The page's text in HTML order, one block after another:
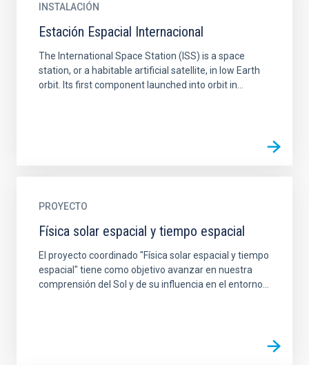
INSTALACIÓN
Estación Espacial Internacional
The International Space Station (ISS) is a space
station, or a habitable artificial satellite, in low Earth
orbit. Its first component launched into orbit in...
PROYECTO
Física solar espacial y tiempo espacial
El proyecto coordinado "Física solar espacial y tiempo
espacial" tiene como objetivo avanzar en nuestra
comprensión del Sol y de su influencia en el entorno...